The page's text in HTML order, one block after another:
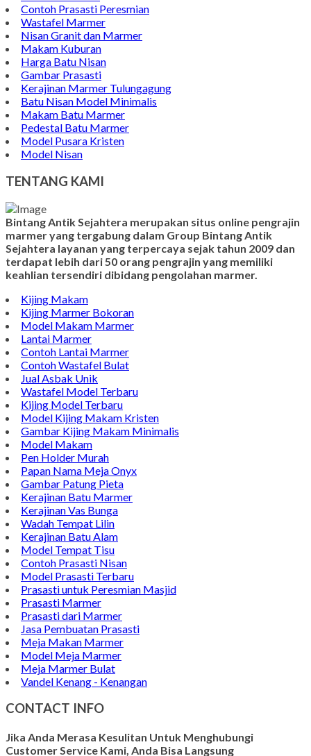
Wastafel Batu Kali
Batu Nisan Marmer
Contoh Bongpay Kristen
Contoh Vandel Marmer
Makam Marmer Islam
Prasasti Marmer Jumbo
Contoh Nisan Model Muslim
Batu Nisan Minimalis
Kijing Makam Marmer
Contoh Makam Granit
Kijing Islam Marmer
Prasasti Nisan
Makam Marmer
Contoh Prasasti Peresmian
Wastafel Marmer
Makam Kuburan
Harga Batu Nisan
Gambar Prasasti
Kerajinan Marmer Tulungagung
Batu Nisan Model Minimalis
Makam Batu Marmer
Pedestal Batu Marmer
Model Pusara Kristen
Model Nisan
TENTANG KAMI
Bintang Antik Sejahtera merupakan situs online pengrajin
marmer yang tergabung dalam Group Bintang Antik
Sejahtera layanan yang terpercaya sejak tahun 2009 dan
terdapat lebih dari 50 orang pengrajin yang memiliki
keahlian tersendiri dibidang pengolahan marmer.
Kijing Makam
Kijing Marmer Bokoran
Model Makam Marmer
Lantai Marmer
Contoh Lantai Marmer
Contoh Wastafel Bulat
Jual Asbak Unik
Wastafel Model Terbaru
Kijing Model Terbaru
Model Kijing Makam Kristen
Gambar Kijing Makam Minimalis
Model Makam
Pen Holder Murah
Papan Nama Meja Onyx
Gambar Patung Pieta
Kerajinan Batu Marmer
Kerajinan Vas Bunga
Wadah Tempat Lilin
Kerajinan Batu Alam
Model Tempat Tisu
Model Prasasti Terbaru